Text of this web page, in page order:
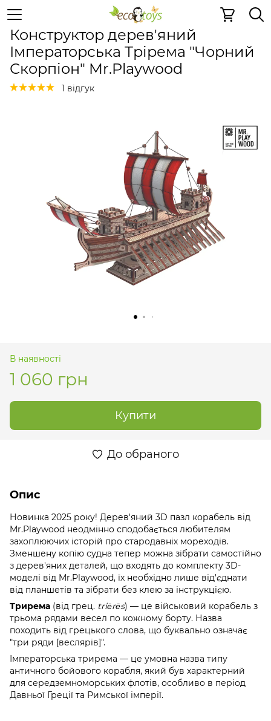
Дерев'яні конструктори Дерев'яні конструктори
Конструктор дерев'яний
Імператорська Трірема "Чорний
Скорпіон" Mr.Playwood
1 відгук
В наявності
1 060 грн
Купити
До обраного
Опис
Новинка 2025 року! Дерев'яний 3D пазл корабель від
Mr.Playwood неодмінно сподобається любителям
захоплюючих історій про стародавніх мореходів.
Зменшену копію судна тепер можна зібрати самостійно
з дерев'яних деталей, що входять до комплекту 3D-
моделі від Mr.Playwood, їх необхідно лише від'єднати
від планшетів та зібрати без клею за інструкцією.
Трирема (від грец. triērēs) — це військовий корабель з
трьома рядами весел по кожному борту. Назва
походить від грецького слова, що буквально означає
"три ряди [веслярів]".
Імператорська трирема — це умовна назва типу
античного бойового корабля, який був характерний
для середземноморських флотів, особливо в період
Давньої Греції та Римської імперії.